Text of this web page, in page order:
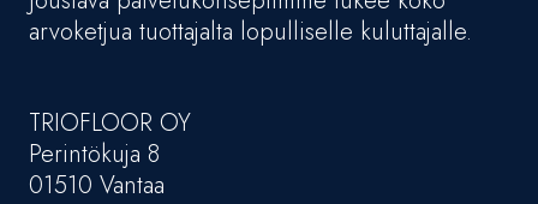
arvoketjua tuottajalta lopulliselle kuluttajalle.
TRIOFLOOR OY
Perintökuja 8
01510 Vantaa